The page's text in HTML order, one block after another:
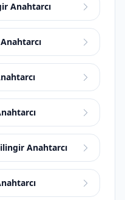
Anahtarcı
Anahtarcı